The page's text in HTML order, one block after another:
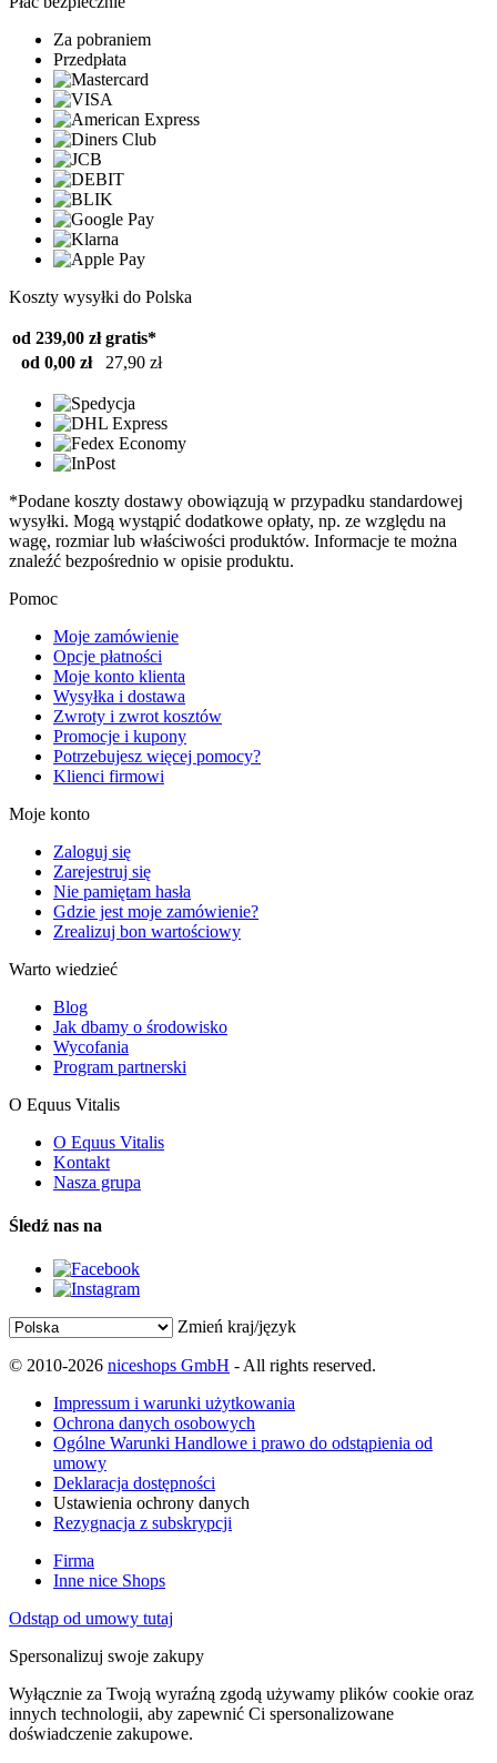
Za pobraniem
Przedpłata
Koszty wysyłki do Polska
od 239,00 zł gratis*
od 0,00 zł
27,90 zł
*Podane koszty dostawy obowiązują w przypadku standardowej
wysyłki. Mogą wystąpić dodatkowe opłaty, np. ze względu na
wagę, rozmiar lub właściwości produktów. Informacje te można
znaleźć bezpośrednio w opisie produktu.
Pomoc
Moje zamówienie
Opcje płatności
Moje konto klienta
Wysyłka i dostawa
Zwroty i zwrot kosztów
Promocje i kupony
Potrzebujesz więcej pomocy?
Klienci firmowi
Moje konto
Zaloguj się
Zarejestruj się
Nie pamiętam hasła
Gdzie jest moje zamówienie?
Zrealizuj bon wartościowy
Warto wiedzieć
Blog
Jak dbamy o środowisko
Wycofania
Program partnerski
O Equus Vitalis
O Equus Vitalis
Kontakt
Nasza grupa
Śledź nas na
Zmień kraj/język
© 2010-2026 niceshops GmbH - All rights reserved.
Impressum i warunki użytkowania
Ochrona danych osobowych
Ogólne Warunki Handlowe i prawo do odstąpienia od
umowy
Deklaracja dostępności
Ustawienia ochrony danych
Rezygnacja z subskrypcji
Firma
Inne nice Shops
Odstąp od umowy tutaj
Spersonalizuj swoje zakupy
Wyłącznie za Twoją wyraźną zgodą używamy plików cookie oraz
innych technologii, aby zapewnić Ci spersonalizowane
doświadczenie zakupowe.